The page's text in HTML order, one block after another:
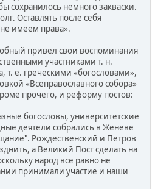
сохранилось немного закваски.
Оставлять после себя
имеем права».
привел свои воспоминания
участниками т. н.
т. е. греческими «богословами»,
«Всеправославного собора»
прочего, и реформу постов:
богословы, университетские
деятели собрались в Женеве
Рождественский и Петров
а Великий Пост сделать на
народ все равно не
принимали участие и наши